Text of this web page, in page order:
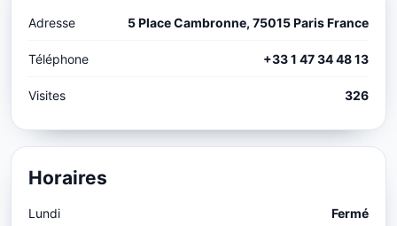
Adresse 5 Place Cambronne, 75015 Paris France
Téléphone +33 1 47 34 48 13
Visites 326
Horaires
Lundi Fermé